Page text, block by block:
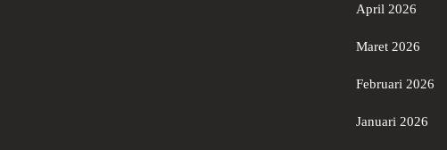
April 2026
Maret 2026
Februari 2026
Januari 2026